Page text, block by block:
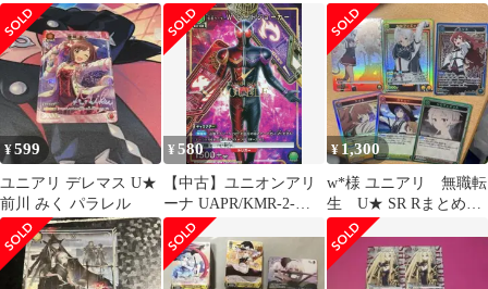
よ Uパラレル
042[C]：665
用（計56枚）4コン
¥599
ユニアリ デレマス U★
前川 みく パラレル
¥580
【中古】ユニオンアリ
ーナ UAPR/KMR-2-
052[U]：(キラ)仮面ラ
イダーW ヒートジョー
カー
¥ 1,300
w*様 ユニアリ 無職転
生 U★ SR Rまとめ売
り